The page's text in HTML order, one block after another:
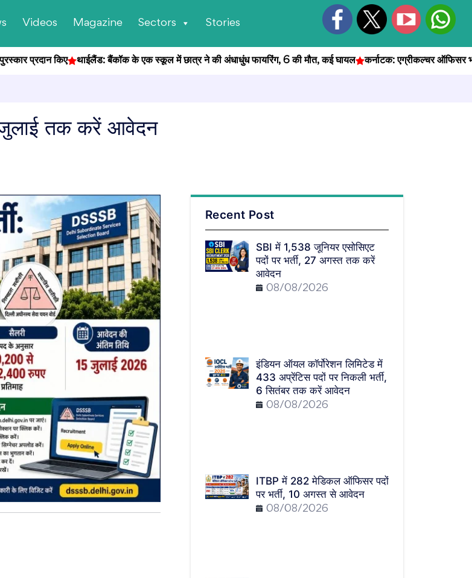
Videos Magazine Sectors Stories
प्रदान किए थाईलैंड: बैंकॉक के एक स्कूल में छात्र ने की अंधाधुंध फायरिंग, 6 की मौत, कई घायल कर्नाटक: एग्रीकल्चर ऑफिसर भर्ती
जुलाई तक करें आवेदन
Recent Post
SBI में 1,538 जूनियर एसोसिएट
पदों पर भर्ती, 27 अगस्त तक करें
आवेदन
08/08/2026
इंडियन ऑयल कॉर्पोरेशन लिमिटेड में
433 अप्रेंटिस पदों पर निकली भर्ती,
6 सितंबर तक करें आवेदन
08/08/2026
ITBP में 282 मेडिकल ऑफिसर पदों
पर भर्ती, 10 अगस्त से आवेदन
08/08/2026